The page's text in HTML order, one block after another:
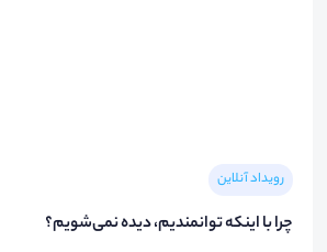
رویداد آنلاین
چرا با اینکه توانمندیم، دیده نمی‌شویم؟